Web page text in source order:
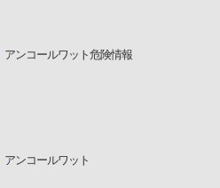
アンコールワット危険情報
アンコールワット